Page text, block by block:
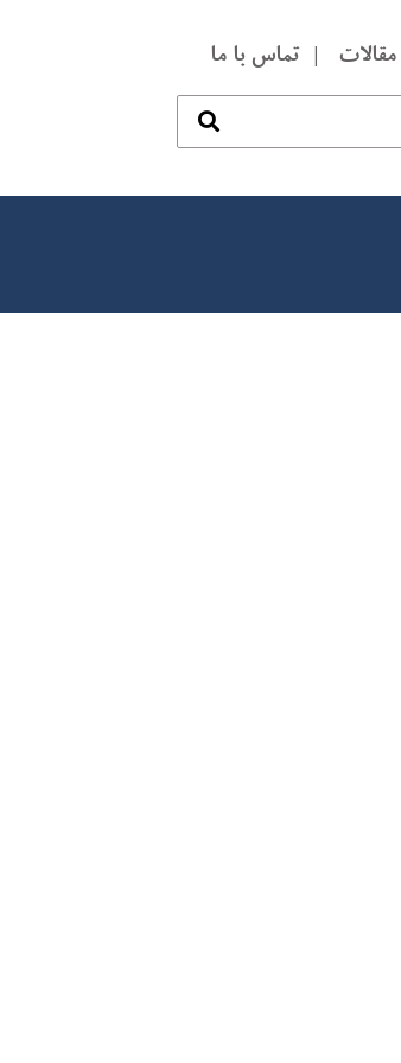
مقالات تماس با ما